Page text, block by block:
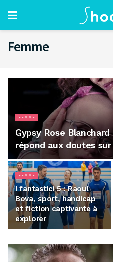
Femme
FEMME
Gypsy Rose
répond aux doutes
FEMME
I fantastici 5 : Raoul
Bova, sport, handicap
et fiction captivante à
explorer